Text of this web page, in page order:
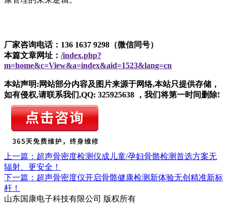
厂家咨询电话：136 1637 9298（微信同号）
本篇文章网址： /index.php?
m=home&c=View&a=index&aid=1523&lang=cn
本站声明:网站部分内容及图片来源于网络,本站只提供存储，
如有侵权,请联系我们,QQ: 325925638 ，我们将第一时间删除!
上一篇：超声骨密度检测仪成儿童/孕妇骨骼检测首选方案无
辐射、更安全！
下一篇：超声骨密度仪开启骨骼健康检测新体验无创精准新标
杆！
山东国康电子科技有限公司 版权所有